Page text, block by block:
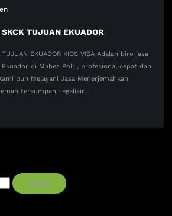
TUJUAN EKUADOR
TUJUAN EKUADOR KIOS VISA Adalah biro jasa
di Mabes Polri, profesional cepat dan
pun Melayani Jasa Menerjemahkan
tersumpah,Legalisir…
Search